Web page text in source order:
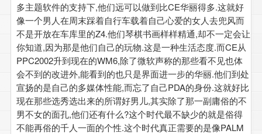
多主题软件的支持下,他们远可以做到比CE华丽得多.这就好
像一个男人在周末踩着自行车载着自己心爱的女人去兜风而
不是开放在车库里的Z4.他们琴棋书画样样精通,却不一定会让
你知道,因为那是他们自己的玩物.这是一种生活态度.而CE从
PPC2002升到现在的WM6,除了微软声称的那些看不见也体
会不到的改进外,能看到的也只是界面进一步的华丽.他们到处
宣扬的是自己的多媒体性能,而忘了自己PDA的身份.这就好比
现在那些选秀选出来的所谓好男儿,其实除了那一副庸俗的不
男不女的面孔,他们还有什么?这个时代最不缺少的就是俗得
不能再俗的千人一面的个性.这个时代真正需要的是像PALM